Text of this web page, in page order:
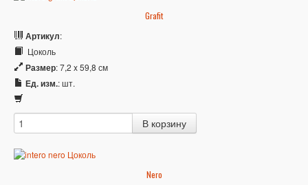
Grafit
Артикул:
Цоколь
Размер: 7,2 x 59,8 см
Ед. изм.: шт.
Nero